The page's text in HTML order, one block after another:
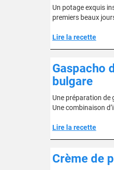
Un potage exquis
premiers beaux
Lire la recette
Gaspacho
bulgare
Une préparation de
Une combinaison
Lire la recette
Crème de